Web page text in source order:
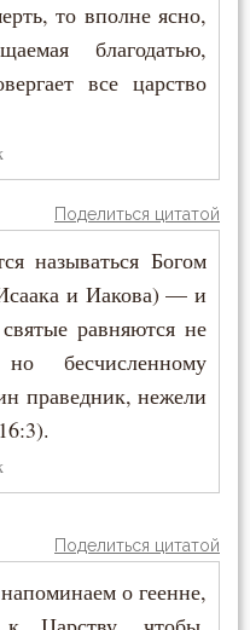
то вполне ясно,
благодатью,
все царство
Поделиться цитатой
называться Богом
и Иакова) — и
равняются не
бесчисленному
праведник, нежели
Поделиться цитатой
о геенне,